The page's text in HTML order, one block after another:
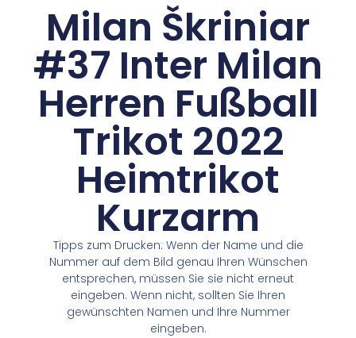
Milan Škriniar
#37 Inter Milan
Herren Fußball
Trikot 2022
Heimtrikot
Kurzarm
Tipps zum Drucken: Wenn der Name und die
Nummer auf dem Bild genau Ihren Wünschen
entsprechen, müssen Sie sie nicht erneut
eingeben. Wenn nicht, sollten Sie Ihren
gewünschten Namen und Ihre Nummer
eingeben.